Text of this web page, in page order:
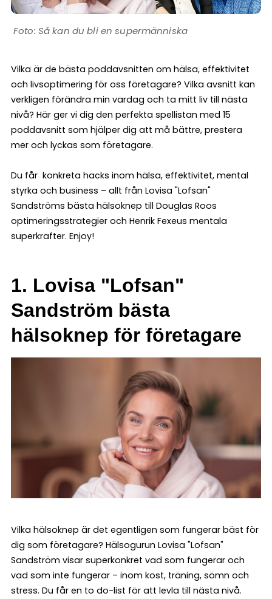
Så kan du bli en supermänniska
Vilka är de bästa poddavsnitten om hälsa, effektivitet
och livsoptimering för oss företagare? Vilka avsnitt kan
verkligen förändra min vardag och ta mitt liv till nästa
nivå? Här ger vi dig den perfekta spellistan med 15
poddavsnitt som hjälper dig att må bättre, prestera
mer och lyckas som företagare.
Du får konkreta hacks inom hälsa, effektivitet, mental
styrka och business – allt från Lovisa "Lofsan"
Sandströms bästa hälsoknep till Douglas Roos
optimeringsstrategier och Henrik Fexeus mentala
superkrafter. Enjoy!
1. Lovisa "Lofsan"
Sandström bästa
hälsoknep för företagare
Vilka hälsoknep är det egentligen som fungerar bäst för
dig som företagare? Hälsogurun Lovisa "Lofsan"
Sandström visar superkonkret vad som fungerar och
vad som inte fungerar – inom kost, träning, sömn och
stress. Du får en to do-list för att levla till nästa nivå.